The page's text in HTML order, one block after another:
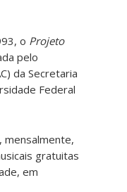
o Projeto
pelo
da Secretaria
Federal
mensalmente,
gratuitas
em